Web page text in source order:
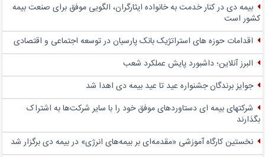
بیمه دی در کنار خدمت به خانواده ایثارگران، الگویی موفق برای صنعت بیمه
کشور است
اقدامات حوزه های استراتژیک بانک پارسیان در توسعه اجتماعی و اقتصادی
البرز آنلاین؛ داشبورد پایش عملکرد شعب
جوایز برندگان جشنواره عید تا عید بیمه دی اهدا شد
شرکتهای بیمه ای دستاوردهای موفق خود را با سایر شرکت‌ها به اشتراک
بگذارند
نخستین کارگاه آموزشی «مقدمه‌ای بر بیمه‌های انرژی» در بیمه دی برگزار شد